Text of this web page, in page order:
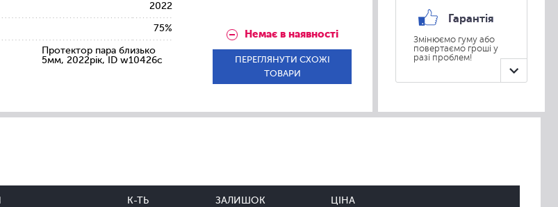
2022
75%
Протектор пара близько
5мм, 2022рік, ID w10426c
Немає в наявності
ПЕРЕГЛЯНУТИ СХОЖІ
ТОВАРИ
Гарантія
Змінюємо гуму або
повертаємо гроші у
разі проблем!
К-ТЬ ЗАЛИШОК ЦІНА